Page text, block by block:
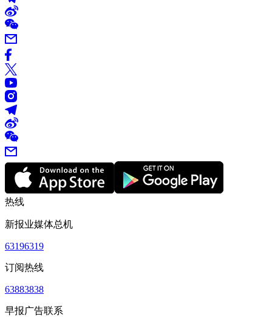
热线
新报业媒体总机
63196319
订阅热线
63883838
早报广告联系